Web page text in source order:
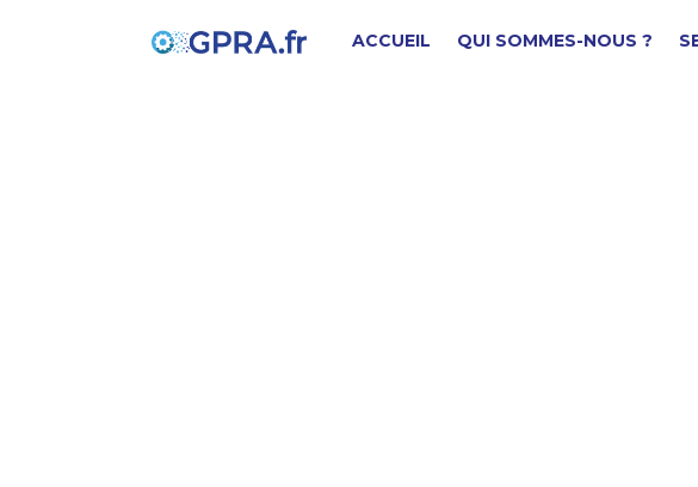
ACCUEIL QUI SOMMES-NOUS ?
COLLIER